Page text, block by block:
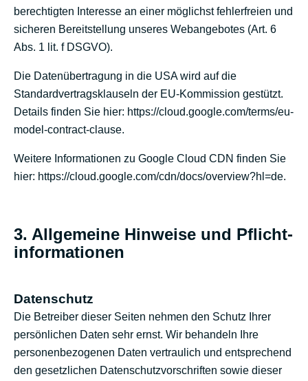
berechtigten Interesse an einer möglichst fehlerfreien und
sicheren Bereitstellung unseres Webangebotes (Art. 6
Abs. 1 lit. f DSGVO).
Die Datenübertragung in die USA wird auf die
Standardvertragsklauseln der EU-Kommission gestützt.
Details finden Sie hier: https://cloud.google.com/terms/eu-
model-contract-clause.
Weitere Informationen zu Google Cloud CDN finden Sie
hier: https://cloud.google.com/cdn/docs/overview?hl=de.
3. Allgemeine Hinweise und Pflicht­
informationen
Datenschutz
Die Betreiber dieser Seiten nehmen den Schutz Ihrer
persönlichen Daten sehr ernst. Wir behandeln Ihre
personenbezogenen Daten vertraulich und entsprechend
den gesetzlichen Datenschutzvorschriften sowie dieser